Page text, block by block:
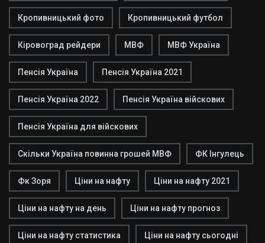
Кропивницький фото Кропивницький футбол
Кіровоград рейдери МВФ МВФ Україна
Пенсія Україна Пенсія Україна 2021
Пенсія Україна 2022 Пенсія Україна війскових
Пенсія Україна для війскових
Скільки Україна повинна грошей МВФ ФК Інгулець
Фк Зоря Ціни на нафту Ціни на нафту 2021
Ціни на нафту на день Ціни на нафту прогноз
Ціни на нафту статистика Ціни на нафту сьогодні